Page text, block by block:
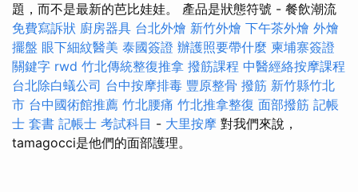
題，而不是最新的芭比娃娃。 產品是狀態符號 - 餐飲潮流
免費寫訴狀 廚房器具 台北外燴 新竹外燴 下午茶外燴 外燴
擺盤 眼下細紋醫美 泰國簽證 辦護照要帶什麼 柬埔寨簽證
關鍵字 rwd 竹北傳統整復推拿 撥筋課程 中醫經絡按摩課程
台北除白蟻公司 台中按摩排毒 豐原整骨 撥筋 新竹縣竹北
市 台中國術館推薦 竹北腰痛 竹北推拿整復 面部撥筋 記帳
士 套書 記帳士 考試科目 - 大里按摩 對我們來說，
tamagocci是他們的面部護理。